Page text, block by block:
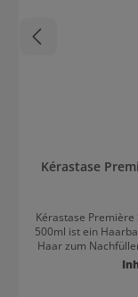
Kérastase
Kérastase
500ml ist ein
Haar zum
Kalziumgehalt zu
Schäden